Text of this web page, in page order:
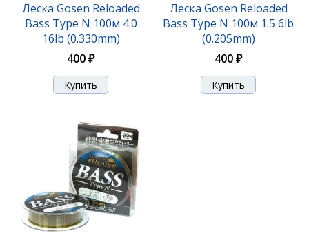
Леска Gosen Reloaded
Bass Type N 100м 4.0
16lb (0.330mm)
400 ₽
Леска Gosen Reloaded
Bass Type N 100м 1.5 6lb
(0.205mm)
400 ₽